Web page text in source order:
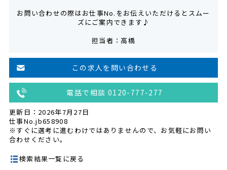
お問い合わせの際はお仕事No.をお伝えいただけるとスムー
ズにご案内できます♪
担当者：高橋
この求人を問い合わせる
電話で相談 0120-777-277
更新日：2026年7月27日
仕事No.jb658908
※すぐに選考に進むわけではありませんので、お気軽にお問い
合わせください。
検索結果一覧に戻る